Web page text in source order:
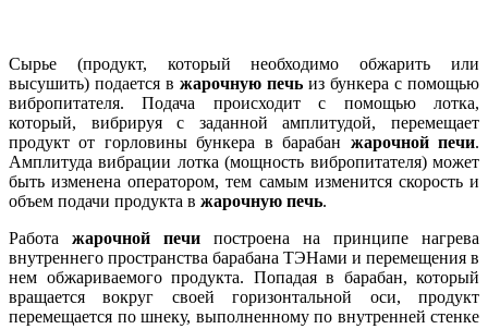
Сырье (продукт, который необходимо обжарить или
высушить) подается в жарочную печь из бункера с помощью
вибропитателя. Подача происходит с помощью лотка,
который, вибрируя с заданной амплитудой, перемещает
продукт от горловины бункера в барабан жарочной печи.
Амплитуда вибрации лотка (мощность вибропитателя) может
быть изменена оператором, тем самым изменится скорость и
объем подачи продукта в жарочную печь.
Работа жарочной печи построена на принципе нагрева
внутреннего пространства барабана ТЭНами и перемещения в
нем обжариваемого продукта. Попадая в барабан, который
вращается вокруг своей горизонтальной оси, продукт
перемещается по шнеку, выполненному по внутренней стенке